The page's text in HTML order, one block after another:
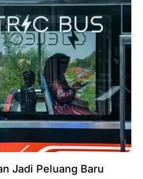
Jadi Peluang Baru